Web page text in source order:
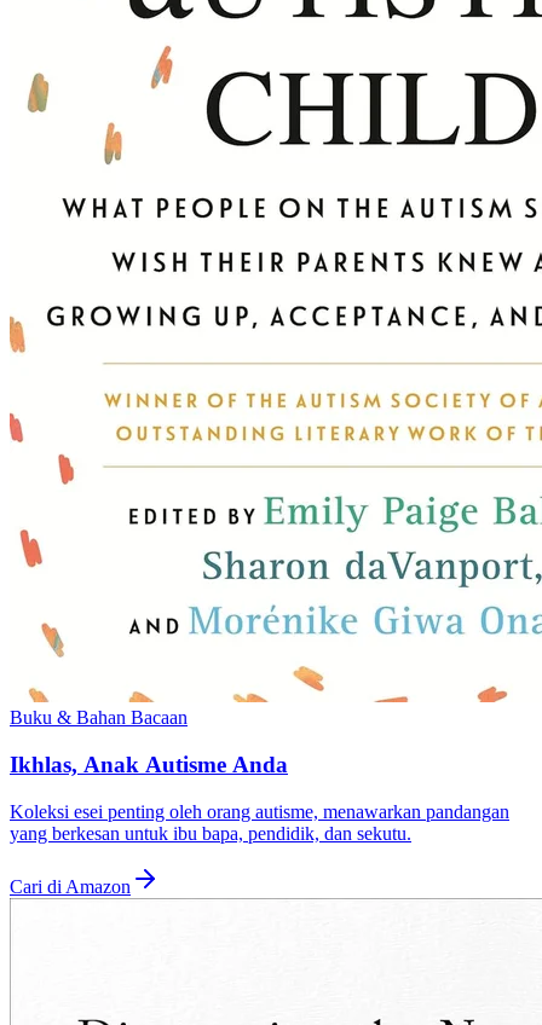
Buku & Bahan Bacaan
Ikhlas, Anak Autisme Anda
Koleksi esei penting oleh orang autisme, menawarkan pandangan
yang berkesan untuk ibu bapa, pendidik, dan sekutu.
Cari di Amazon